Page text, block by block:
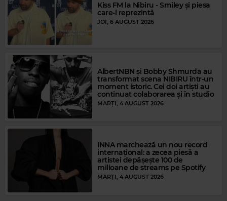
Rock Blues
PETER GREEN'S FLEETWOOD MAC–NEED YOUR LOVE SO BAD
Kiss FM la Nibiru - Smiley și piesa
care-l reprezintă
JOI, 6 AUGUST 2026
AlbertNBN și Bobby Shmurda au
transformat scena NIBIRU într-un
moment istoric. Cei doi artiști au
continuat colaborarea și în studio
MARȚI, 4 AUGUST 2026
INNA marchează un nou record
internațional: a zecea piesă a
artistei depășește 100 de
milioane de streams pe Spotify
MARȚI, 4 AUGUST 2026